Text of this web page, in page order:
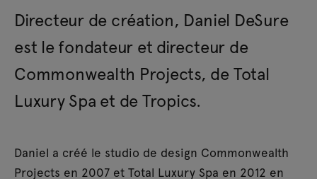
Directeur de création, Daniel DeSure
est le fondateur et directeur de
Commonwealth Projects, de Total
Luxury Spa et de Tropics.
Daniel a créé le studio de design Commonwealth
Projects en 2007 et Total Luxury Spa en 2012 en